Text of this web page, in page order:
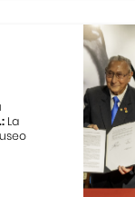
La